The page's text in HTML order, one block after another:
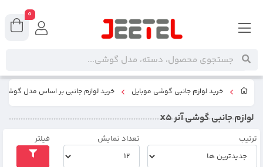
خرید لوازم جانبی گوشی موبایل خرید لوازم جانبی بر اساس مدل گوشی
لوازم جانبی گوشی آنر X5
ترتیب تعداد نمایش فیلتر
0